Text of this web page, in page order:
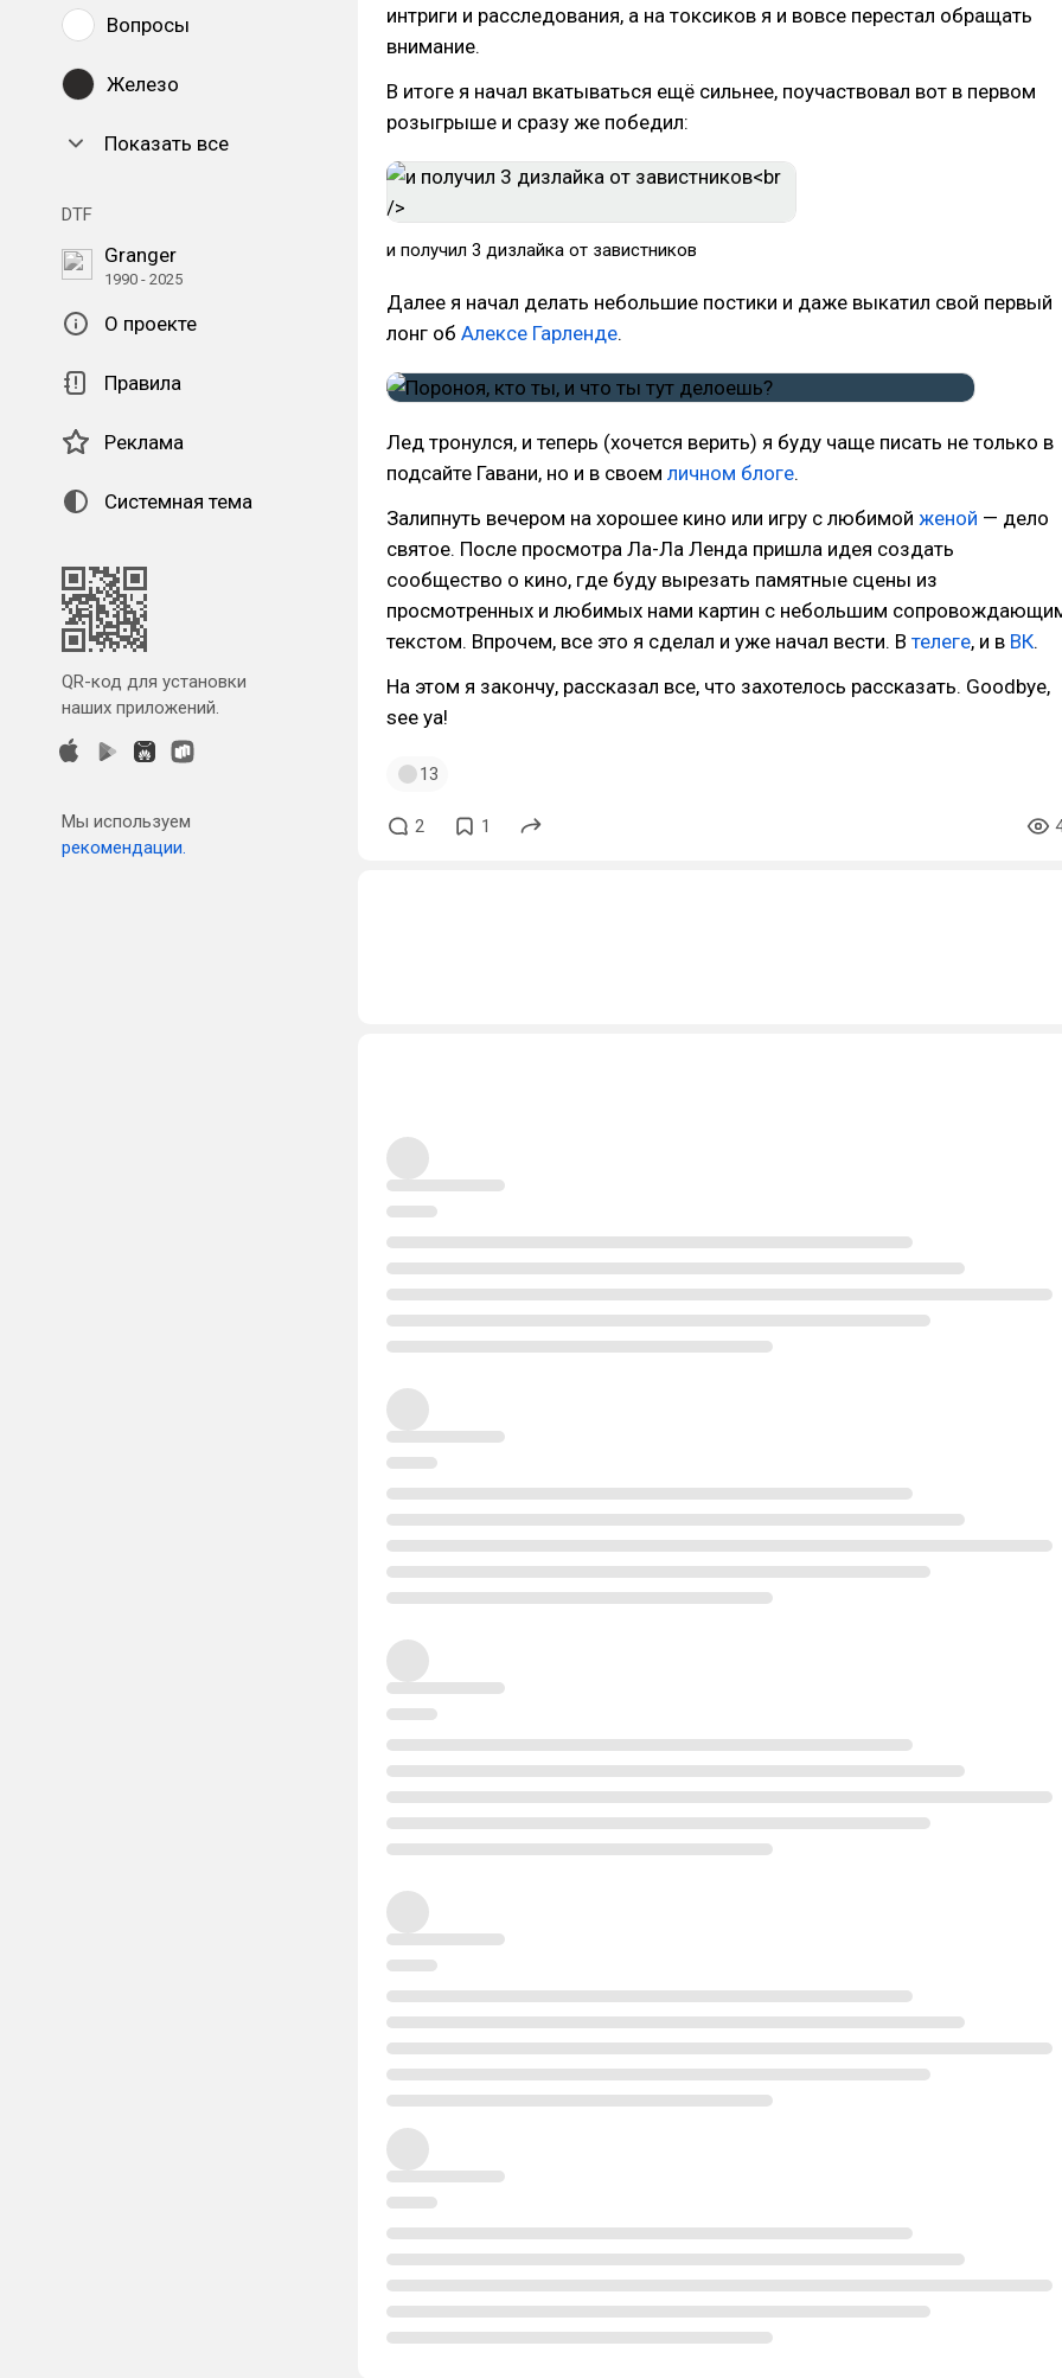
Вопросы
Железо
Показать все
DTF
Granger
1990 - 2025
О проекте
Правила
Реклама
Системная тема
QR-код для установки
наших приложений.
Мы используем
рекомендации.
интриги и расследования, а на токсиков я и вовсе перестал обращать
внимание.
В итоге я начал вкатываться ещё сильнее, поучаствовал вот в первом
розыгрыше и сразу же победил:
и получил 3 дизлайка от завистников
Далее я начал делать небольшие постики и даже выкатил свой первый
лонг об Алексе Гарленде.
Лед тронулся, и теперь (хочется верить) я буду чаще писать не только в
подсайте Гавани, но и в своем личном блоге.
Залипнуть вечером на хорошее кино или игру с любимой женой — дело
святое. После просмотра Ла-Ла Ленда пришла идея создать
сообщество о кино, где буду вырезать памятные сцены из
просмотренных и любимых нами картин с небольшим
текстом. Впрочем, все это я сделал и уже начал вести. В телеге, и в ВК.
На этом я закончу, рассказал все, что захотелось рассказать. Goodbye,
see ya!
13
2 1